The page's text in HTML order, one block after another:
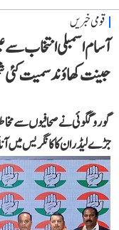
قومی خبریں
آسام اسمبلی انتخاب
جینت کھاؤند سمیت
گورو گگوئی نے صحافیوں سے
جڑے لیڈران کا کانگریس میں